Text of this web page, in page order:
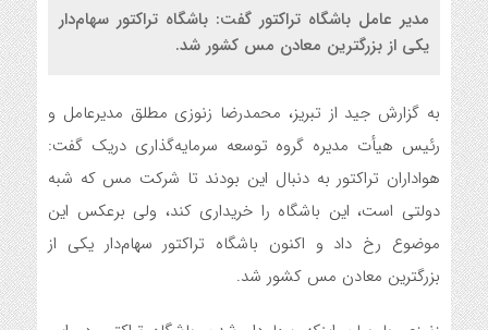
مدیر عامل باشگاه تراکتور گفت: باشگاه تراکتور سهام‌دار
یکی از بزرگترین معادن مس کشور شد.
به گزارش جید از تبریز، محمدرضا زنوزی مطلق مدیرعامل و
رئیس هیأت مدیره گروه توسعه سرمایه‌گذاری دریک گفت:
هواداران تراکتور به دنبال این بودند تا شرکت مس که شبه
دولتی است، این باشگاه را خریداری کند، ولی برعکس این
موضوع رخ داد و اکنون باشگاه تراکتور سهام‌دار یکی از
بزرگترین معادن مس کشور شد.